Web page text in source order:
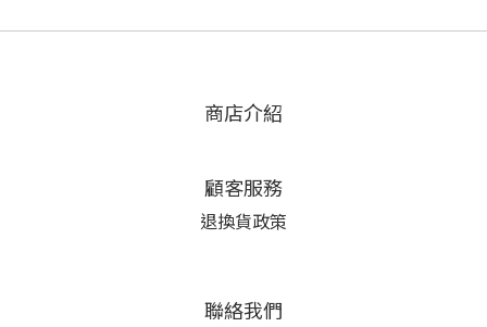
商店介紹
顧客服務
退換貨政策
聯絡我們